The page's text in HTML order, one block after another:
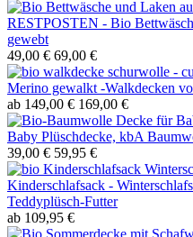
RESTPOSTEN - Bio
gewebt
49,00 € 69,00 €
Merino gewalkt -Walkdecken
ab 149,00 € 169,00 €
Baby Plüschdecke, kbA
39,00 € 59,95 €
Kinderschlafsack -
Teddyplüsch-Futter
ab 109,95 €